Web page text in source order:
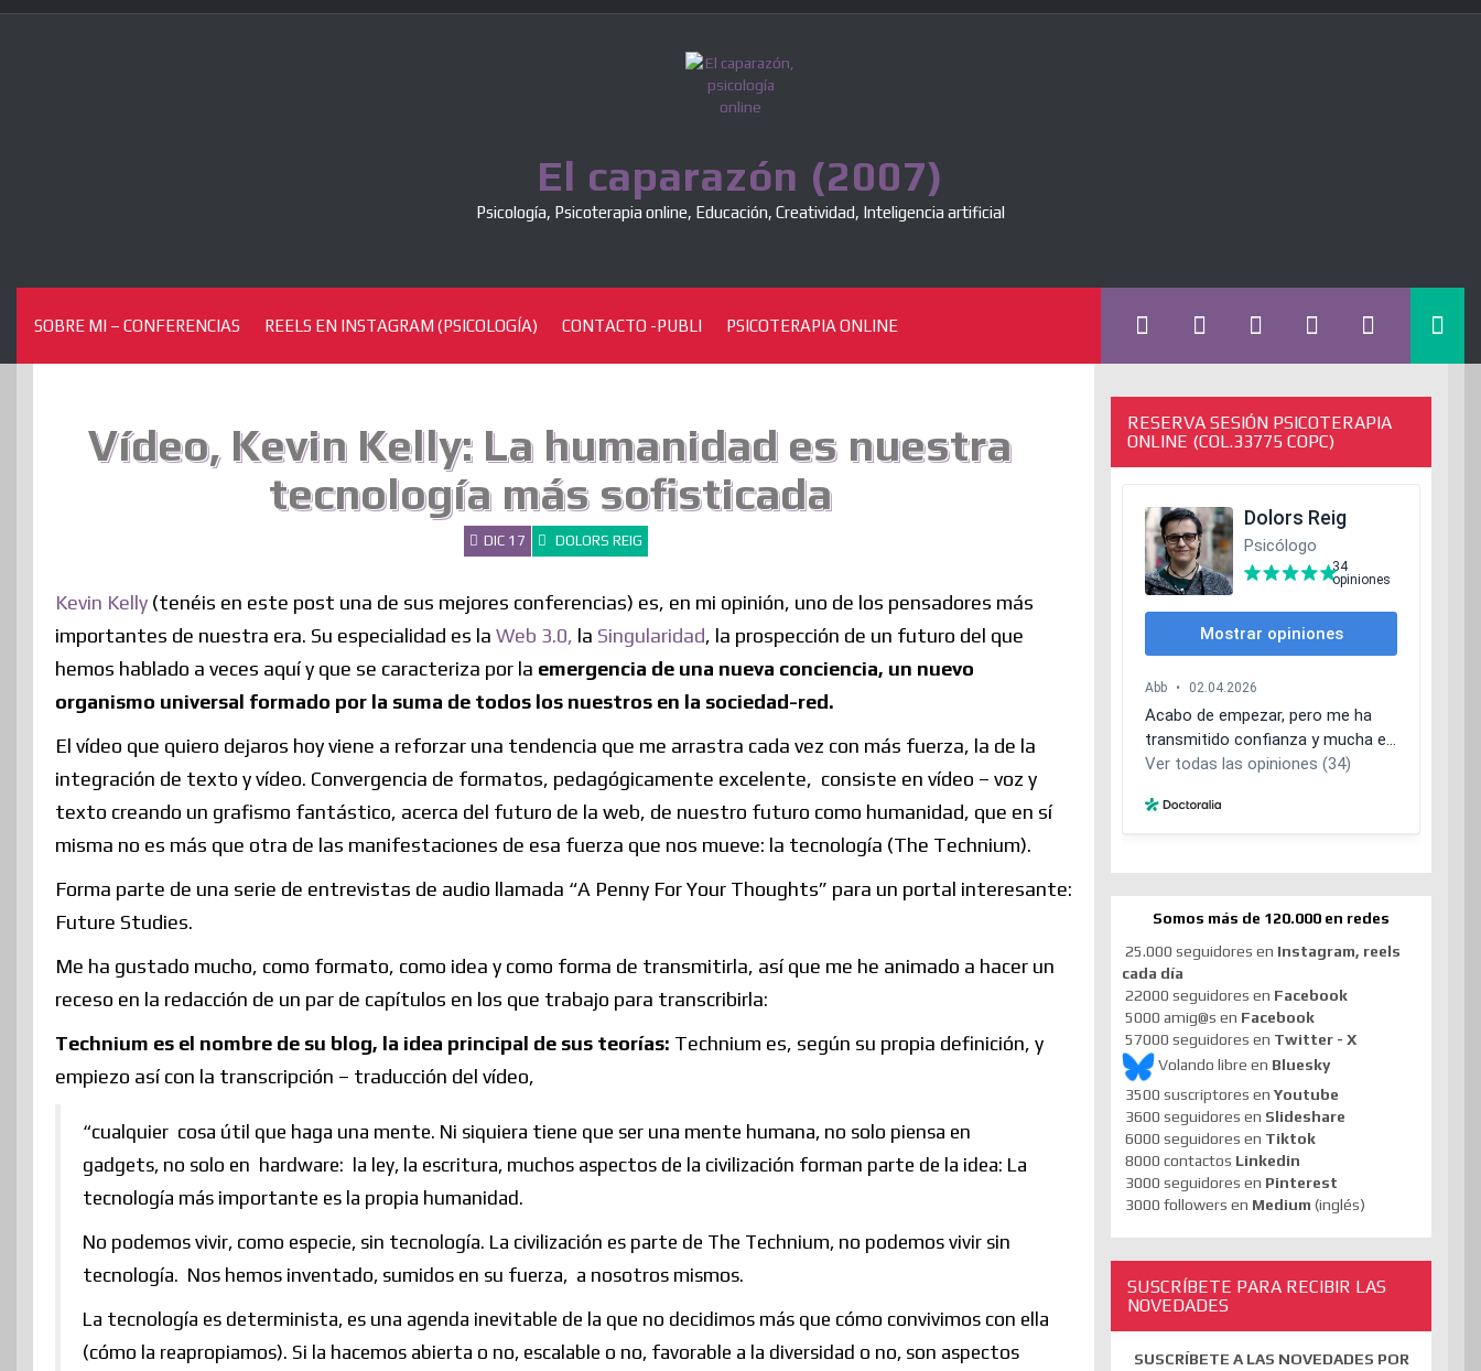
Skip
El caparazón (2007)
Psicología, Psicoterapia online, Educación, Creatividad, Inteligencia artificial
SOBRE MI – CONFERENCIAS REELS EN INSTAGRAM (PSICOLOGÍA) CONTACTO -PUBLI PSICOTERAPIA ONLINE
Vídeo, Kevin Kelly: La humanidad es nuestra
tecnología más sofisticada
DIC 17 DOLORS REIG
Kevin Kelly (tenéis en este post una de sus mejores conferencias) es, en mi opinión, uno de los pensadores más
importantes de nuestra era. Su especialidad es la Web 3.0, la Singularidad, la prospección de un futuro del que
hemos hablado a veces aquí y que se caracteriza por la emergencia de una nueva conciencia, un nuevo
organismo universal formado por la suma de todos los nuestros en la sociedad-red.
El vídeo que quiero dejaros hoy viene a reforzar una tendencia que me arrastra cada vez con más fuerza, la de la
integración de texto y vídeo. Convergencia de formatos, pedagógicamente excelente, consiste en vídeo – voz y
texto creando un grafismo fantástico, acerca del futuro de la web, de nuestro futuro como humanidad, que en sí
misma no es más que otra de las manifestaciones de esa fuerza que nos mueve: la tecnología (The Technium).
Forma parte de una serie de entrevistas de audio llamada “A Penny For Your Thoughts” para un portal interesante:
Future Studies.
Me ha gustado mucho, como formato, como idea y como forma de transmitirla, así que me he animado a hacer un
receso en la redacción de un par de capítulos en los que trabajo para transcribirla:
Technium es el nombre de su blog, la idea principal de sus teorías: Technium es, según su propia definición, y
empiezo así con la transcripción – traducción del vídeo,
“cualquier cosa útil que haga una mente. Ni siquiera tiene que ser una mente humana, no solo piensa en
gadgets, no solo en hardware: la ley, la escritura, muchos aspectos de la civilización forman parte de la idea: La
tecnología más importante es la propia humanidad.
No podemos vivir, como especie, sin tecnología. La civilización es parte de The Technium, no podemos vivir sin
tecnología. Nos hemos inventado, sumidos en su fuerza, a nosotros mismos.
La tecnología es determinista, es una agenda inevitable de la que no decidimos más que cómo convivimos con ella
(cómo la reapropiamos). Si la hacemos abierta o no, escalable o no, favorable a la diversidad o no, son aspectos
RESERVA SESIÓN PSICOTERAPIA
ONLINE (COL.33775 COPC)
Somos más de 120.000 en redes
25.000 seguidores en Instagram, reels
cada día
22000 seguidores en Facebook
5000 amig@s en Facebook
57000 seguidores en Twitter - X
Volando libre en Bluesky
3500 suscriptores en Youtube
3600 seguidores en Slideshare
6000 seguidores en Tiktok
8000 contactos Linkedin
3000 seguidores en Pinterest
3000 followers en Medium (inglés)
SUSCRÍBETE PARA RECIBIR LAS
NOVEDADES
SUSCRÍBETE A LAS NOVEDADES POR